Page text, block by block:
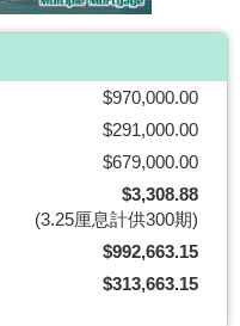
$970,000.00
$291,000.00
$679,000.00
$3,308.88
(3.25厘息計供300期)
$992,663.15
$313,663.15